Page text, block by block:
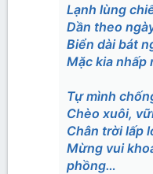
Lạnh lùng
Dần theo
Biển dài bát
Mặc kia nhấp
Tự mình
Chèo xuôi,
Chân trời lấp
Mừng vui
phồng…